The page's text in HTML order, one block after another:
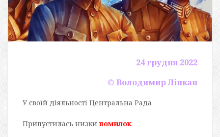
24 грудня 2022
© Володимир Ліпкан
У своїй діяльності Центральна Рада
Припустилась низкипомилок: